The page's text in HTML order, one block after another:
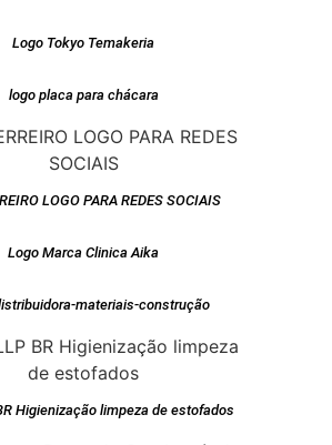
Logo Tokyo Temakeria
logo placa para chácara
LOGO PARA REDES SOCIAIS
Logo Marca Clinica Aika
materiais-construção
Higienização limpeza de estofados